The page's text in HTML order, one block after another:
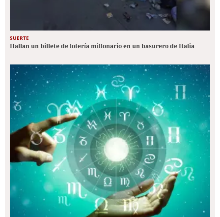
SUERTE
Hallan un billete de lotería millonario en un basurero de Italia